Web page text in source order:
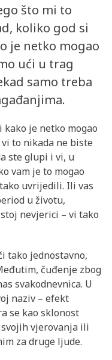
što mi to
koliko god si
je netko mogao
ući u trag
samo treba
je netko mogao
to nikada ne biste
ste glupi i vi, u
vam je to mogao
uvrijedili. Ili vas
u životu,
nevjerici – vi tako
tako jednostavno,
čuđenje zbog
svakodnevnica. U
naziv – efekt
se kao sklonost
vjerovanja ili
za druge ljude.